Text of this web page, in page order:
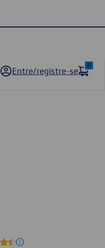
Entre/registre-se
0